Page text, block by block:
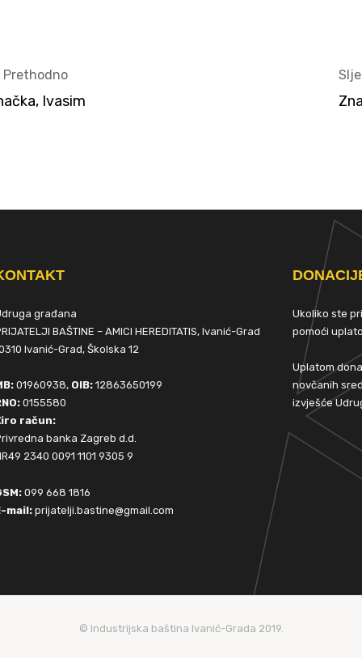
Prethodno
Ivasim
građana
BAŠTINE – AMICI HEREDITATIS, Ivanić-Grad
Ivanić-Grad, Školska 12
01960938, OIB: 12863650199
0155580
račun:
banka Zagreb d.d.
2340 0091 1101 9305 9
099 668 1816
mail:prijatelji.bastine@gmail.com
Ukoliko ste
pomoći
Uplatom
novčanih
izvješće
© Industrijska baština Ivanić-Grada 2019.